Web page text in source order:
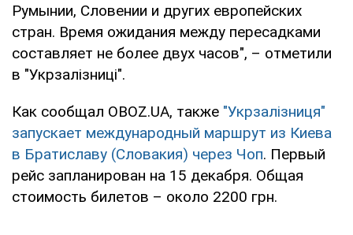
Румынии, Словении и других европейских
стран. Время ожидания между пересадками
составляет не более двух часов", – отметили
в "Укрзалізниці".
Как сообщал OBOZ.UA, также "Укрзалізниця"
запускает международный маршрут из Киева
в Братиславу (Словакия) через Чоп. Первый
рейс запланирован на 15 декабря. Общая
стоимость билетов – около 2200 грн.